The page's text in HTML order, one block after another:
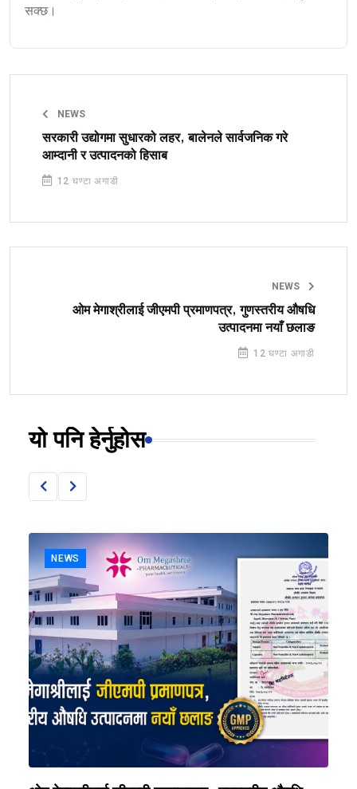
सक्छ।
NEWS
सरकारी उद्योगमा सुधारको लहर, बालेनले सार्वजनिक गरे
आम्दानी र उत्पादनको हिसाब
12 घण्टा अगाडी
NEWS
ओम मेगाश्रीलाई जीएमपी प्रमाणपत्र, गुणस्तरीय औषधि
उत्पादनमा नयाँ छलाङ
12 घण्टा अगाडी
यो पनि हेर्नुहोस
NEWS